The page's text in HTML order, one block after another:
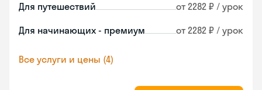
Для путешествий от 2282 ₽ / урок
Для начинающих - премиум от 2282 ₽ / урок
Все услуги и цены (4)